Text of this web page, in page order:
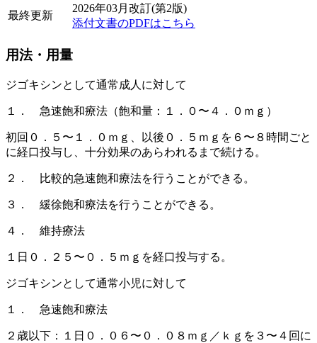
最終更新
2026年03月改訂(第2版)
添付文書のPDFはこちら
用法・用量
ジゴキシンとして通常成人に対して
１． 急速飽和療法（飽和量：１．０〜４．０ｍｇ）
初回０．５〜１．０ｍｇ、以後０．５ｍｇを６〜８時間ごと
に経口投与し、十分効果のあらわれるまで続ける。
２． 比較的急速飽和療法を行うことができる。
３． 緩徐飽和療法を行うことができる。
４． 維持療法
１日０．２５〜０．５ｍｇを経口投与する。
ジゴキシンとして通常小児に対して
１． 急速飽和療法
２歳以下：１日０．０６〜０．０８ｍｇ／ｋｇを３〜４回に